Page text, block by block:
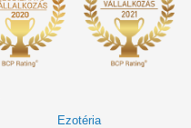
Ezotéria